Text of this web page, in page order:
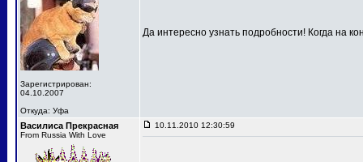
Зарегистрирован:
04.10.2007
Откуда: Уфа
Да интересно узнать подробности! Когда на
Василиса Прекрасная
From Russia With Love
10.11.2010 12:30:59